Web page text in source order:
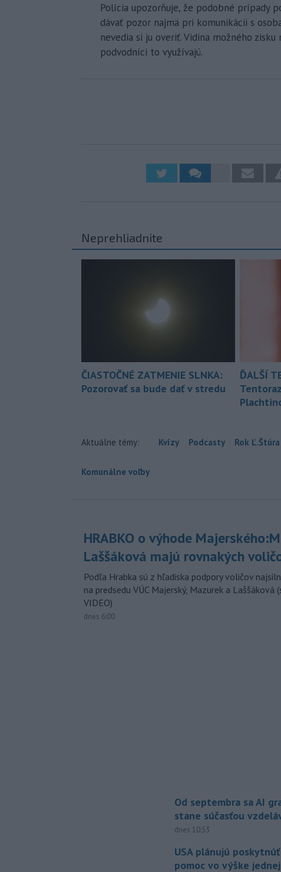
Polícia upozorňuje, že podobné prípady
dávať pozor najmä pri komunikácii s
nevedia si ju overiť. Vidina možného
podvodníci to využívajú.
Neprehliadnite
ČIASTOČNÉ ZATMENIE SLNKA:
Pozorovať sa bude dať v stredu
ĎALŠÍ
Aktuálne témy: Kvízy Podcasty Rok Ľ.Štúra
Komunálne voľby
HRABKO o výhode
Laššáková majú rovnakých
Podľa Hrabka sú z hľadiska podpory voličov
na predsedu VÚC Majerský, Mazurek a Laššáková
VIDEO)
dnes 6:00
Od septembra sa AI
stane súčasťou
dnes 10:53
USA plánujú
pomoc vo výške